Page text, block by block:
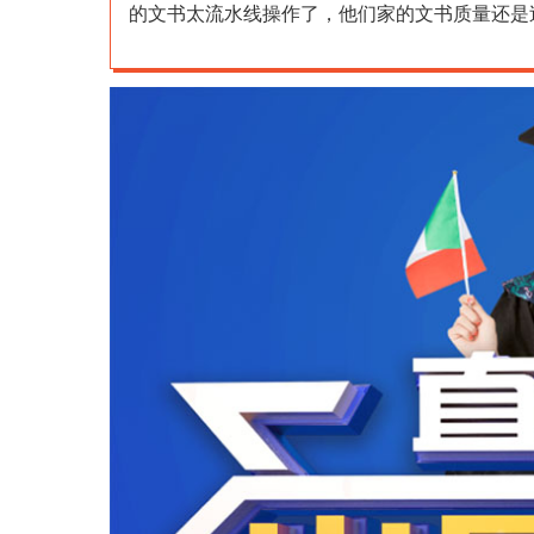
的文书太流水线操作了，他们家的文书质量还